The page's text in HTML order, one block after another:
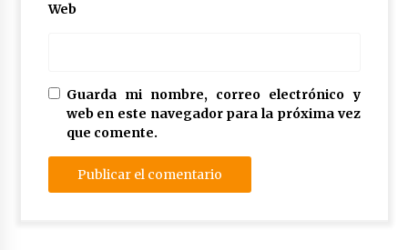
Web
Guarda mi nombre, correo electrónico y
web en este navegador para la próxima vez
que comente.